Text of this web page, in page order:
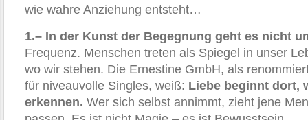
wie wahre Anziehung entsteht…
1.– In der Kunst der Begegnung geht es nicht
Frequenz. Menschen treten als Spiegel in unser
wo wir stehen. Die Ernestine GmbH, als
für niveauvolle Singles, weiß: Liebe beginnt dort,
erkennen. Wer sich selbst annimmt, zieht jene